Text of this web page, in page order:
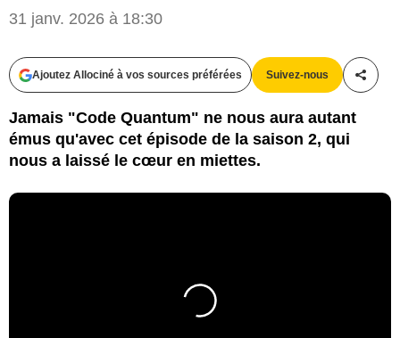
31 janv. 2026 à 18:30
Ajoutez Allociné à vos sources préférées Suivez-nous
Jamais "Code Quantum" ne nous aura autant
émus qu'avec cet épisode de la saison 2, qui
nous a laissé le cœur en miettes.